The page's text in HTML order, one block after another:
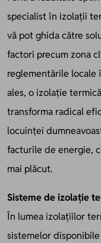
specialist în izolații
vă pot ghida către
factori precum zona
reglementările locale
ales, o izolație
transforma radical
locuinței
facturile de energie,
mai plăcut.
Sisteme de izolație
În lumea izolațiilor
sistemelor